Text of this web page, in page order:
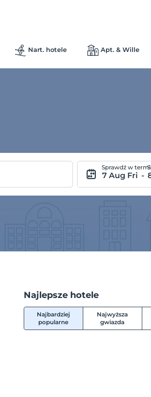
Nart. hotele Apt. & Wille
Sprawdź w
7 Aug Fri -
Najlepsze hotele
Najbardziej
popularne
Najwyższa
gwiazda